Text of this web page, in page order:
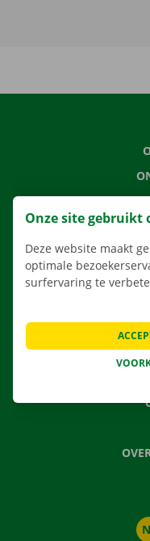
Onze site gebruikt
Deze website maakt
optimale
surfervaring te